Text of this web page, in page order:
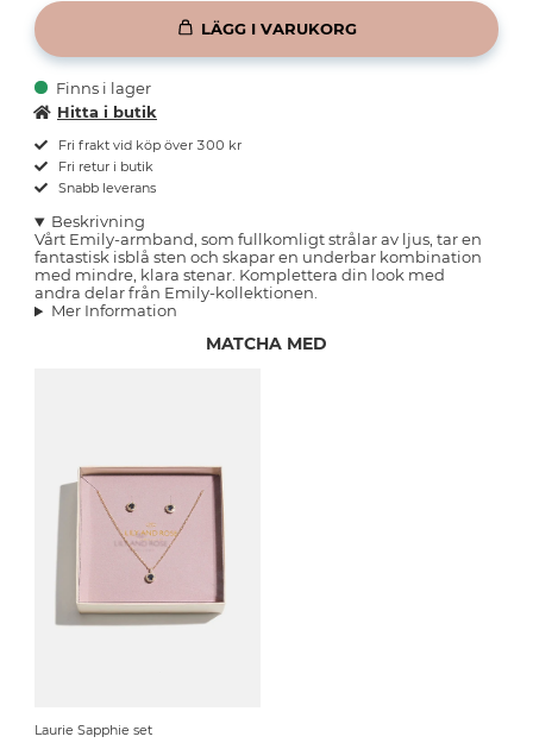
LÄGG I VARUKORG
Finns i lager
Hitta i butik
Fri frakt vid köp över 300 kr
Fri retur i butik
Snabb leverans
Beskrivning
Vårt Emily-armband, som fullkomligt strålar av ljus, tar en
fantastisk isblå sten och skapar en underbar kombination
med mindre, klara stenar. Komplettera din look med
andra delar från Emily-kollektionen.
Mer Information
MATCHA MED
Laurie Sapphie set